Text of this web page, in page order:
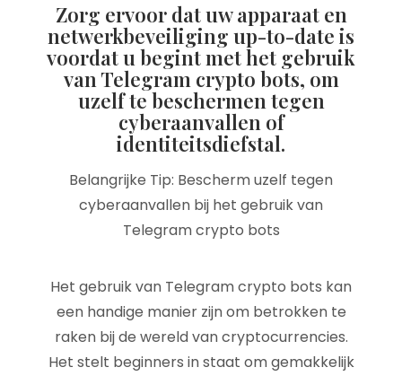
Zorg ervoor dat uw apparaat en
netwerkbeveiliging up-to-date is
voordat u begint met het gebruik
van Telegram crypto bots, om
uzelf te beschermen tegen
cyberaanvallen of
identiteitsdiefstal.
Belangrijke Tip: Bescherm uzelf tegen
cyberaanvallen bij het gebruik van
Telegram crypto bots
Het gebruik van Telegram crypto bots kan
een handige manier zijn om betrokken te
raken bij de wereld van cryptocurrencies.
Het stelt beginners in staat om gemakkelijk